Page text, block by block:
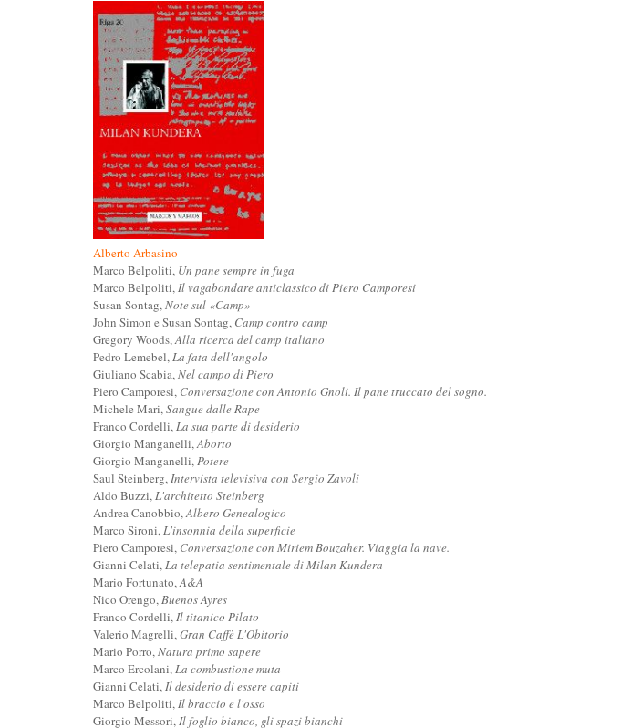
Alberto Arbasino
Marco Belpoliti, Un pane sempre in fuga
Marco Belpoliti,Il vagabondare anticlassico di Piero Camporesi
Susan Sontag,Note sul «Camp»
John Simon e Susan Sontag, Camp contro camp
Gregory Woods,Alla ricerca del camp italiano
Pedro Lemebel,La fata dell'angolo
Giuliano Scabia,Nel campo di Piero
Piero Camporesi, Conversazione con Antonio Gnoli. Il pane truccato del sogno.
Michele Mari,Sangue dalle Rape
Franco Cordelli,La sua parte di desiderio
Giorgio Manganelli,Aborto
Giorgio Manganelli,Potere
Saul Steinberg,Intervista televisiva con Sergio Zavoli
Aldo Buzzi,L'architetto Steinberg
Andrea Canobbio,Albero Genealogico
Marco Sironi,L'insonnia della superficie
Piero Camporesi, Conversazione con Miriem Bouzaher. Viaggia la nave.
Gianni Celati,La telepatia sentimentale di Milan Kundera
Mario Fortunato,A&A
Nico Orengo,Buenos Ayres
Franco Cordelli,Il titanico Pilato
Valerio Magrelli,Gran Caffè L'Obitorio
Mario Porro,Natura primo sapere
Marco Ercolani,La combustione muta
Gianni Celati,Il desiderio di essere capiti
Marco Belpoliti,Il braccio e l'osso
Giorgio Messori,Il foglio bianco, gli spazi bianchi